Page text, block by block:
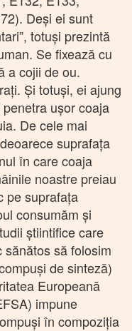
Deși ei sunt
totuși prezintă
Se fixează cu
a cojii de ou.
Și totuși, ei ajung
ușor coaja
De cele mai
suprafața
în care coaja
noastre preiau
pe suprafața
consumăm și
știintifice care
să folosim
de sinteză)
Europeană
impune
în compoziția